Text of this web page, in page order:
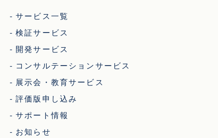
サービス一覧
検証サービス
開発サービス
コンサルテーションサービス
展示会・教育サービス
評価版申し込み
サポート情報
お知らせ